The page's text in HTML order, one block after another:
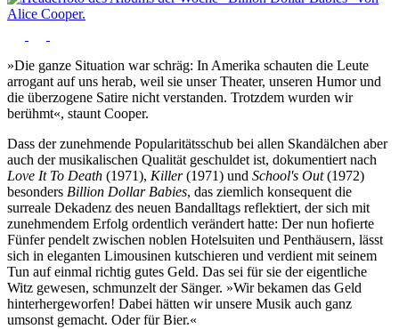
»Die ganze Situation war schräg: In Amerika schauten die Leute
arrogant auf uns herab, weil sie unser Theater, unseren Humor und
die überzogene Satire nicht verstanden. Trotzdem wurden wir
berühmt«, staunt Cooper.
Dass der zunehmende Popularitätsschub bei allen Skandälchen aber
auch der musikalischen Qualität geschuldet ist, dokumentiert nach
Love It To Death (1971), Killer(1971) und School's Out(1972)
besonders Billion Dollar Babies, das ziemlich konsequent die
surreale Dekadenz des neuen Bandalltags reflektiert, der sich mit
zunehmendem Erfolg ordentlich verändert hatte: Der nun hofierte
Fünfer pendelt zwischen noblen Hotelsuiten und Penthäusern, lässt
sich in eleganten Limousinen kutschieren und verdient mit seinem
Tun auf einmal richtig gutes Geld. Das sei für sie der eigentliche
Witz gewesen, schmunzelt der Sänger. »Wir bekamen das Geld
hinterhergeworfen! Dabei hätten wir unsere Musik auch ganz
umsonst gemacht. Oder für Bier.«